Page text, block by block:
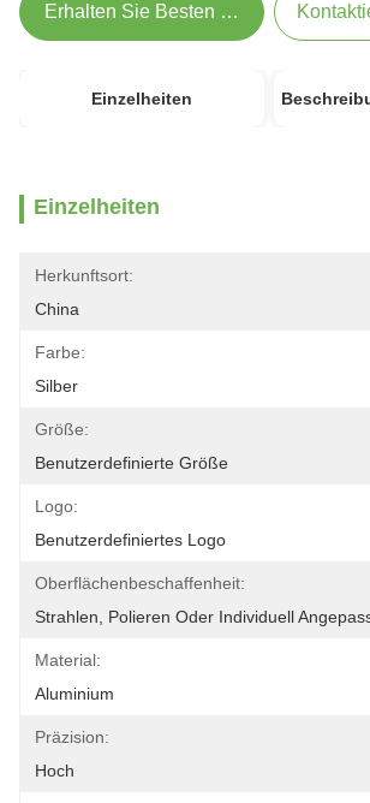
Erhalten Sie Besten Preis
Einzelheiten
Einzelheiten
Herkunftsort:
China
Farbe:
Silber
Größe:
Benutzerdefinierte Größe
Logo:
Benutzerdefiniertes Logo
Oberflächenbeschaffenheit:
Strahlen, Polieren Oder Individuell
Material:
Aluminium
Präzision:
Hoch